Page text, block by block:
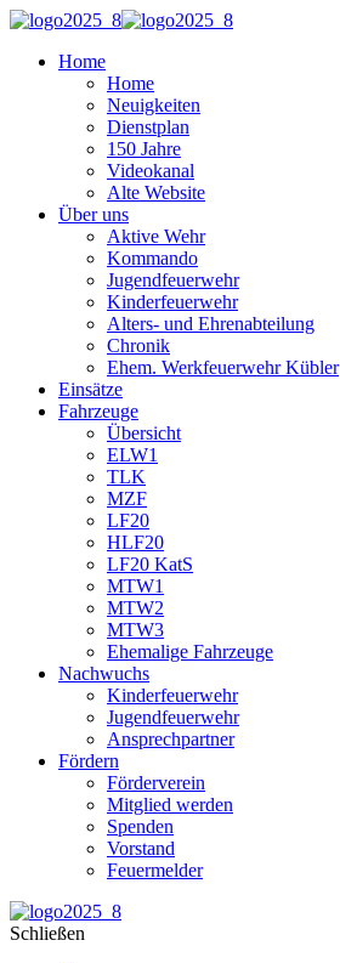
Home
Home
Neuigkeiten
Dienstplan
150 Jahre
Videokanal
Alte Website
Über uns
Aktive Wehr
Kommando
Jugendfeuerwehr
Kinderfeuerwehr
Alters- und Ehrenabteilung
Chronik
Ehem. Werkfeuerwehr Kübler
Einsätze
Fahrzeuge
Übersicht
ELW1
TLK
MZF
LF20
HLF20
LF20 KatS
MTW1
MTW2
MTW3
Ehemalige Fahrzeuge
Nachwuchs
Kinderfeuerwehr
Jugendfeuerwehr
Ansprechpartner
Fördern
Förderverein
Mitglied werden
Spenden
Vorstand
Feuermelder
Schließen